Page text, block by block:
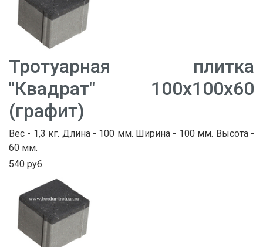
Тротуарная плитка
"Квадрат" 100х100х60
(графит)
Вес - 1,3 кг. Длина - 100 мм. Ширина - 100 мм. Высота -
60 мм.
540 руб.